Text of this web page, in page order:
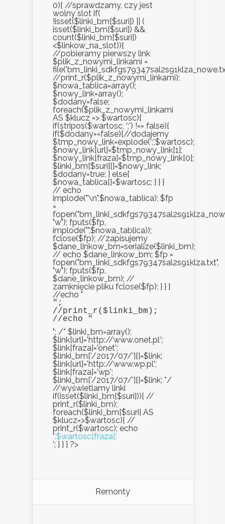
0){ //sprawdzamy, czy jest
wolny slot if(
!isset($linki_bm[$suri]) || (
isset($linki_bm[$suri]) &&
count($linki_bm[$suri])
<$linkow_na_slot)){
//pobieramy pierwszy link
$plik_z_nowymi_linkami =
//print_r($plik_z_nowymi_linkami);
$nowa_tablica=array();
$nowy_link=array();
$dodany=false;
foreach($plik_z_nowymi_linkami
AS $klucz => $wartosc){
if(stripos($wartosc, ';') !== false){
if($dodany==false){//dodajemy
$tmp_nowy_link=explode(';',$wartosc);
$nowy_link[url]=$tmp_nowy_link[1];
$nowy_link[fraza]=$tmp_nowy_link[0];
$linki_bm[$suri][]=$nowy_link;
$dodany=true; } else{
$nowa_tablica[]=$wartosc; } } }
// echo
implode("\n",$nowa_tablica); $fp
=
"w"); fputs($fp,
implode("",$nowa_tablica));
fclose($fp); //zapisujemy
$dane_linkow_bm=serialize($linki_bm);
// echo $dane_linkow_bm; $fp =
fopen("bm_linki_sdkfgs79347sal2s91klza.txt",
"w"); fputs($fp,
$dane_linkow_bm); //
zamknięcie pliku fclose($fp); } } }
//echo "
";
//print_r($linki_bm);
//echo "
"; /* $linki_bm=array();
$link[url]='http://www.onet.pl';
$link[fraza]='onet';
$linki_bm['/2017/07/'][]=$link;
$link[url]='http://www.wp.pl';
$link[fraza]='wp';
$linki_bm['/2017/07/'][]=$link; */
//wyświetlamy linki
if(isset($linki_bm[$suri])){ //
print_r($linki_bm);
foreach($linki_bm[$suri] AS
$klucz=>$wartosc){ //
print_r($wartosc); echo
''.$wartosc[fraza].'
'; } } } ?>
Remonty